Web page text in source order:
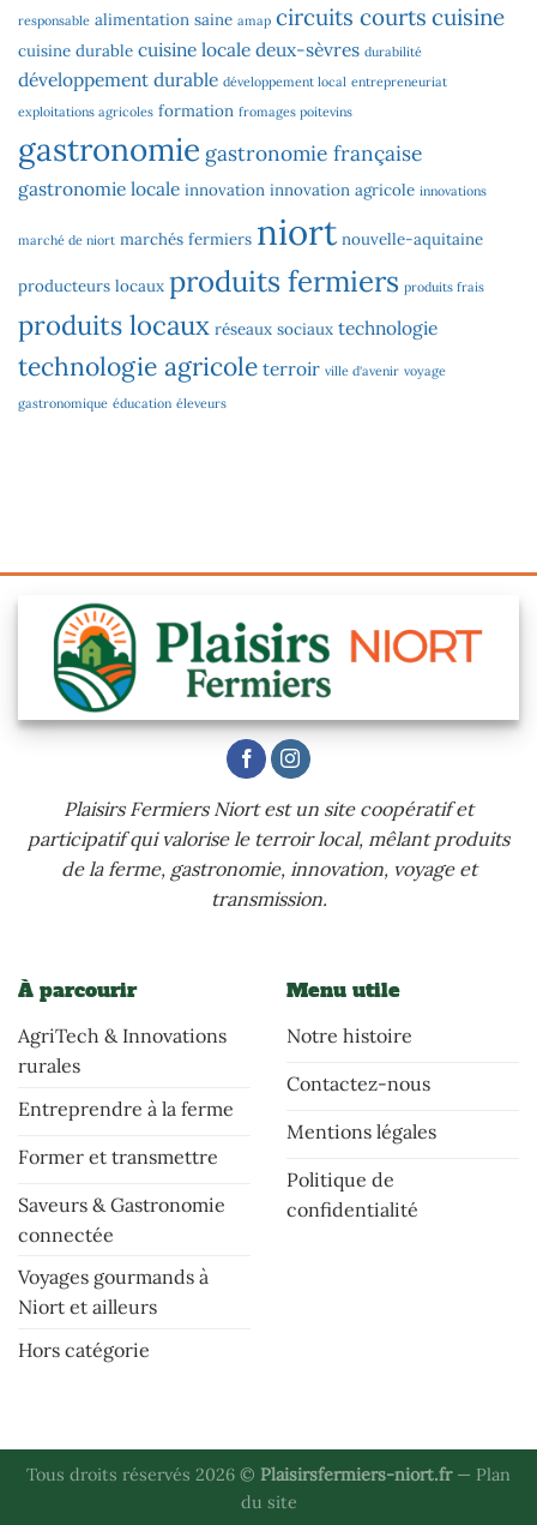
responsable alimentation saine amap circuits courts cuisine
cuisine durable cuisine locale deux-sèvres durabilité
développement durable développement local entrepreneuriat
exploitations agricoles formation fromages poitevins
gastronomie gastronomie française
gastronomie locale innovation innovation agricole innovations
marché de niort marchés fermiers niort nouvelle-aquitaine
producteurs locaux produits fermiers produits frais
produits locaux réseaux sociaux technologie
technologie agricole terroir ville d'avenir voyage
gastronomique éducation éleveurs
Plaisirs Fermiers Niort est un site coopératif et
participatif qui valorise le terroir local, mêlant produits
de la ferme, gastronomie, innovation, voyage et
transmission.
À parcourir
AgriTech & Innovations
rurales
Entreprendre à la ferme
Former et transmettre
Saveurs & Gastronomie
connectée
Voyages gourmands à
Niort et ailleurs
Hors catégorie
Menu utile
Notre histoire
Contactez-nous
Mentions légales
Politique de
confidentialité
Tous droits réservés 2026 © Plaisirsfermiers-niort.fr— Plan
du site